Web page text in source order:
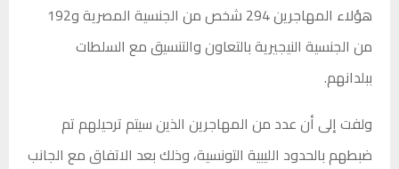
هؤلاء المهاجرين 294 شخص من الجنسية المصرية و192
من الجنسية النيجيرية بالتعاون والتنسيق مع السلطات
ببلدانهم.
ولفت إلى أن عدد من المهاجرين الذين سيتم ترحيلهم تم
ضبطهم بالحدود الليبية التونسية، وذلك بعد الاتفاق مع الجانب